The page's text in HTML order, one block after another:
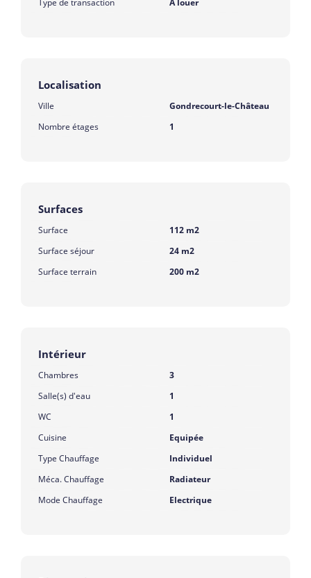
Type de transaction A louer
Localisation
Ville
Gondrecourt-le-Château
Nombre étages
1
Surfaces
Surface
112 m2
Surface séjour
24 m2
Surface terrain
200 m2
Intérieur
Chambres
3
Salle(s) d'eau
1
WC
1
Cuisine
Equipée
Type Chauffage
Individuel
Méca. Chauffage
Radiateur
Mode Chauffage
Electrique